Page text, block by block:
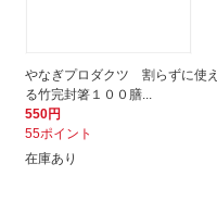
やなぎプロダクツ 割らずに使え
る竹完封箸１００膳...
550円
55ポイント
在庫あり